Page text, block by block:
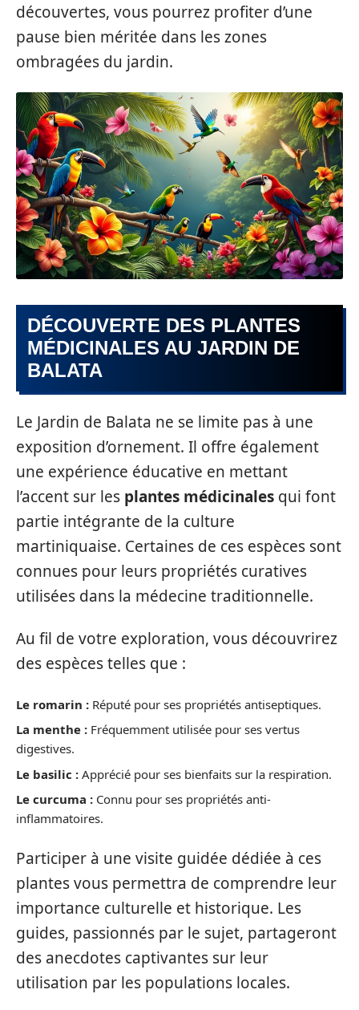
découvertes, vous pourrez profiter d’une
pause bien méritée dans les zones
ombragées du jardin.
DÉCOUVERTE DES PLANTES
MÉDICINALES AU JARDIN DE
BALATA
Le Jardin de Balata ne se limite pas à une
exposition d’ornement. Il offre également
une expérience éducative en mettant
l’accent sur les plantes médicinales qui font
partie intégrante de la culture
martiniquaise. Certaines de ces espèces sont
connues pour leurs propriétés curatives
utilisées dans la médecine traditionnelle.
Au fil de votre exploration, vous découvrirez
des espèces telles que :
Le romarin : Réputé pour ses propriétés antiseptiques.
La menthe : Fréquemment utilisée pour ses vertus
digestives.
Le basilic : Apprécié pour ses bienfaits sur la respiration.
Le curcuma : Connu pour ses propriétés anti-
inflammatoires.
Participer à une visite guidée dédiée à ces
plantes vous permettra de comprendre leur
importance culturelle et historique. Les
guides, passionnés par le sujet, partageront
des anecdotes captivantes sur leur
utilisation par les populations locales.